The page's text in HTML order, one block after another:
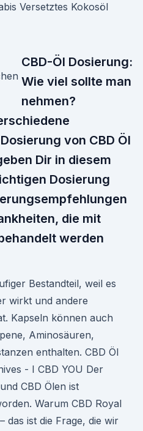
Versetztes Kokosöl
CBD-Öl Dosierung:
Wie viel sollte man
nehmen?
von CBD Öl
Dir in diesem
Dosierung
die mit
werden
Bestandteil, weil es
wirkt und andere
Kapseln können auch
Aminosäuren,
enthalten. CBD Öl
- I CBD YOU Der
CBD Ölen ist
Warum CBD Royal
das ist die Frage, die wir